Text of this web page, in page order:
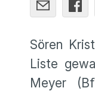
Sören
Liste
Meyer